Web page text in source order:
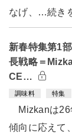
なげ、…続き
新春特集第1
長戦略＝
CE…
調味料 特集
Mizkanは26
傾向に応えて